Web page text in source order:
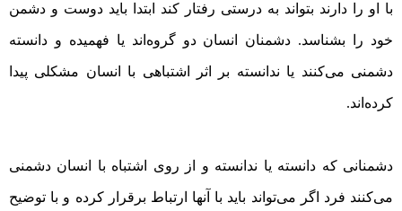
با او را دارند بتواند به درستی رفتار کند ابتدا باید دوست و دشمن
خود را بشناسد. دشمنان انسان دو گروه‌اند یا فهمیده و دانسته
دشمنی می‌کنند یا ندانسته بر اثر اشتباهی با انسان مشکلی پیدا
کرده‌اند.
دشمنانی که دانسته یا ندانسته و از روی اشتباه با انسان دشمنی
می‌کنند فرد اگر می‌تواند باید با آنها ارتباط برقرار کرده و با توضیح